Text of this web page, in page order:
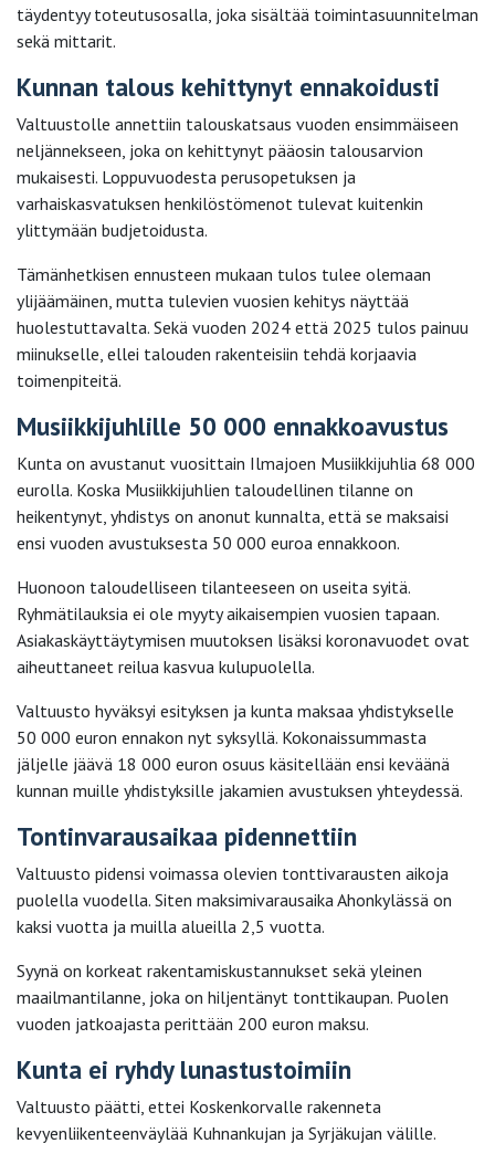
täydentyy toteutusosalla, joka sisältää toimintasuunnitelman
sekä mittarit.
Kunnan talous kehittynyt ennakoidusti
Valtuustolle annettiin talouskatsaus vuoden ensimmäiseen
neljännekseen, joka on kehittynyt pääosin talousarvion
mukaisesti. Loppuvuodesta perusopetuksen ja
varhaiskasvatuksen henkilöstömenot tulevat kuitenkin
ylittymään budjetoidusta.
Tämänhetkisen ennusteen mukaan tulos tulee olemaan
ylijäämäinen, mutta tulevien vuosien kehitys näyttää
huolestuttavalta. Sekä vuoden 2024 että 2025 tulos painuu
miinukselle, ellei talouden rakenteisiin tehdä korjaavia
toimenpiteitä.
Musiikkijuhlille 50 000 ennakkoavustus
Kunta on avustanut vuosittain Ilmajoen Musiikkijuhlia 68 000
eurolla. Koska Musiikkijuhlien taloudellinen tilanne on
heikentynyt, yhdistys on anonut kunnalta, että se maksaisi
ensi vuoden avustuksesta 50 000 euroa ennakkoon.
Huonoon taloudelliseen tilanteeseen on useita syitä.
Ryhmätilauksia ei ole myyty aikaisempien vuosien tapaan.
Asiakaskäyttäytymisen muutoksen lisäksi koronavuodet ovat
aiheuttaneet reilua kasvua kulupuolella.
Valtuusto hyväksyi esityksen ja kunta maksaa yhdistykselle
50 000 euron ennakon nyt syksyllä. Kokonaissummasta
jäljelle jäävä 18 000 euron osuus käsitellään ensi keväänä
kunnan muille yhdistyksille jakamien avustuksen yhteydessä.
Tontinvarausaikaa pidennettiin
Valtuusto pidensi voimassa olevien tonttivarausten aikoja
puolella vuodella. Siten maksimivarausaika Ahonkylässä on
kaksi vuotta ja muilla alueilla 2,5 vuotta.
Syynä on korkeat rakentamiskustannukset sekä yleinen
maailmantilanne, joka on hiljentänyt tonttikaupan. Puolen
vuoden jatkoajasta perittään 200 euron maksu.
Kunta ei ryhdy lunastustoimiin
Valtuusto päätti, ettei Koskenkorvalle rakenneta
kevyenliikenteenväylää Kuhnankujan ja Syrjäkujan välille.